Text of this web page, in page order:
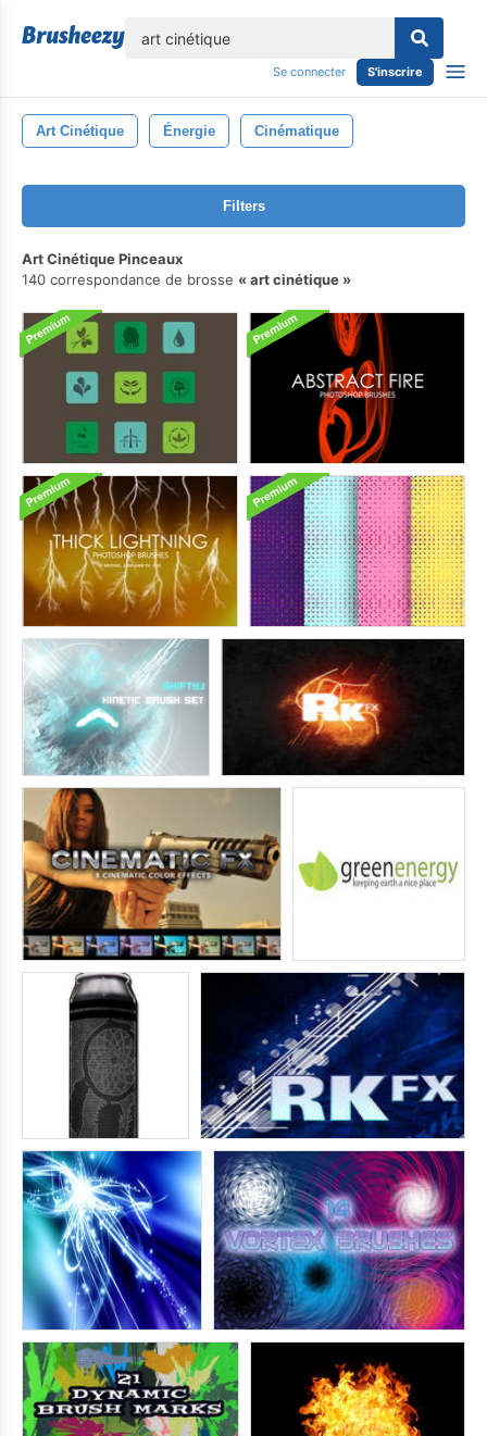
Se connecter S'inscrire
Art Cinétique Énergie Cinématique
Filters
Art Cinétique Pinceaux
140 correspondance de brosse
art cinétique